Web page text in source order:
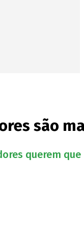
são
querem